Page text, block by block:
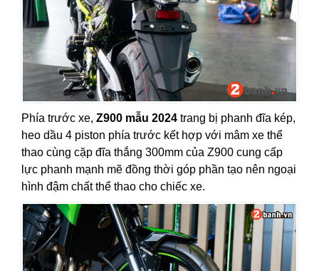
Phía trước xe, Z900 mẫu 2024 trang bị phanh đĩa kép,
heo dầu 4 piston phía trước kết hợp với mâm xe thể
thao cùng cặp đĩa thắng 300mm của Z900 cung cấp
lực phanh mạnh mẽ đồng thời góp phần tạo nên ngoại
hình đậm chất thể thao cho chiếc xe.